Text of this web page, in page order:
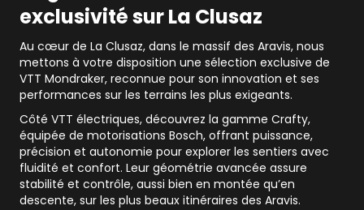
exclusivité sur La Clusaz
Au cœur de La Clusaz, dans le massif des Aravis, nous
mettons à votre disposition une sélection exclusive de
VTT Mondraker, reconnue pour son innovation et ses
performances sur les terrains les plus exigeants.
Côté VTT électriques, découvrez la gamme Crafty,
équipée de motorisations Bosch, offrant puissance,
précision et autonomie pour explorer les sentiers avec
fluidité et confort. Leur géométrie avancée assure
stabilité et contrôle, aussi bien en montée qu’en
descente, sur les plus beaux itinéraires des Aravis.